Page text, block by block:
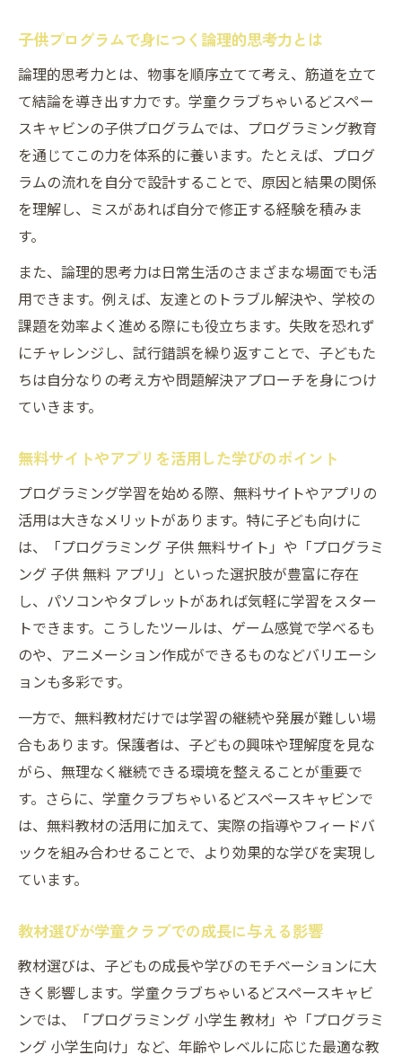
び方
マイクラやスクラッチ活用の実践例
子供の好奇心を刺激する学習環境づくり
プログラム選びで重視したい楽しい学習体験と
は
学童クラブちゃいるどスペースキャビンの
楽しい指導法
無料サイトやアプリを活用した学習法
小学生向けプログラム教材選びのポイント
子供が夢中になるプログラミング体験談
子供プログラムが未来の可能性を広げる理由
学童クラブちゃいるどスペースキャビンで
広がる視野
子供プログラムがキャリア選択肢を増やす
論理的思考力と想像力を育む教育の重要性
無料アプリや教材で未来を切り拓く方法
小学生から始めるプログラミング学習の意
義
想像力と論理力が育つ学童クラブの取り組み事
例
ちゃいるどスペースキャビンの実践的子供
プログラム
プログラミング教材で育てる論理と創造の
力
スクラッチやマイクラ活用の事例紹介
無料サイトを使った学童クラブの工夫
子供の個性を伸ばす取り組みの裏側
子供プログラムで身につく論理的思考力とは
論理的思考力とは、物事を順序立てて考え、筋道を立て
て結論を導き出す力です。学童クラブちゃいるどスペー
スキャビンの子供プログラムでは、プログラミング教育
を通じてこの力を体系的に養います。たとえば、プログ
ラムの流れを自分で設計することで、原因と結果の関係
を理解し、ミスがあれば自分で修正する経験を積みま
す。
また、論理的思考力は日常生活のさまざまな場面でも活
用できます。例えば、友達とのトラブル解決や、学校の
課題を効率よく進める際にも役立ちます。失敗を恐れず
にチャレンジし、試行錯誤を繰り返すことで、子どもた
ちは自分なりの考え方や問題解決アプローチを身につけ
ていきます。
無料サイトやアプリを活用した学びのポイント
プログラミング学習を始める際、無料サイトやアプリの
活用は大きなメリットがあります。特に子ども向けに
は、「プログラミング 子供 無料サイト」や「プログラミ
ング 子供 無料 アプリ」といった選択肢が豊富に存在
し、パソコンやタブレットがあれば気軽に学習をスター
トできます。こうしたツールは、ゲーム感覚で学べるも
のや、アニメーション作成ができるものなどバリエーシ
ョンも多彩です。
一方で、無料教材だけでは学習の継続や発展が難しい場
合もあります。保護者は、子どもの興味や理解度を見な
がら、無理なく継続できる環境を整えることが重要で
す。さらに、学童クラブちゃいるどスペースキャビンで
は、無料教材の活用に加えて、実際の指導やフィードバ
ックを組み合わせることで、より効果的な学びを実現し
ています。
教材選びが学童クラブでの成長に与える影響
教材選びは、子どもの成長や学びのモチベーションに大
きく影響します。学童クラブちゃいるどスペースキャビ
ンでは、「プログラミング 小学生 教材」や「プログラミ
ング 小学生向け」など、年齢やレベルに応じた最適な教